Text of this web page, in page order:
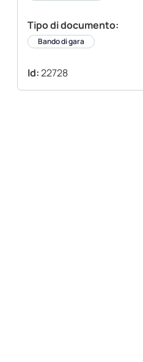
Tipo di documento:
Bando di gara
Id:22728